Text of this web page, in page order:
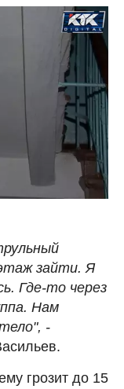
зайти. Я
Где-то через
Нам
-
грозит до 15